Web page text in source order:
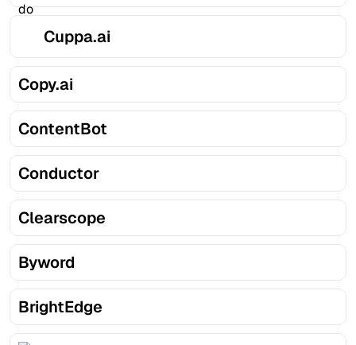
Cuppa.ai
Copy.ai
ContentBot
Conductor
Clearscope
Byword
BrightEdge